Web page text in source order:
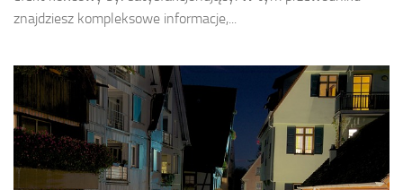
znajdziesz kompleksowe informacje,...